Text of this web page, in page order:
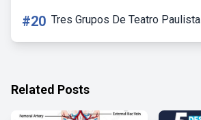
#20 Tres Grupos De Teatro Paulista
Related Posts